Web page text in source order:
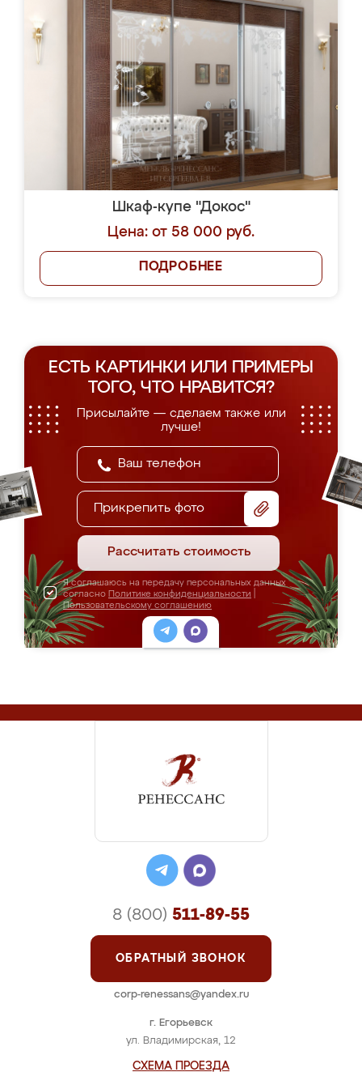
Шкаф-купе "Докос"
Цена: от 58 000 руб.
ПОДРОБНЕЕ
ЕСТЬ КАРТИНКИ ИЛИ ПРИМЕРЫ
ТОГО, ЧТО НРАВИТСЯ?
Присылайте — сделаем также или
лучше!
Прикрепить фото
Рассчитать стоимость
Я соглашаюсь на передачу персональных данных
согласно Политике конфиденциальности
Пользовательскому соглашению
г. Егорьевск
ул. Владимирская, 12
СХЕМА ПРОЕЗДА
8 (800) 511-89-55
ОБРАТНЫЙ ЗВОНОК
corp-renessans@yandex.ru